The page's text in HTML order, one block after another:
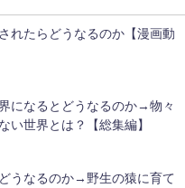
れたらどうなるのか【漫画動
になるとどうなるのか→物々
い世界とは？【総集編】
うなるのか→野生の猿に育て